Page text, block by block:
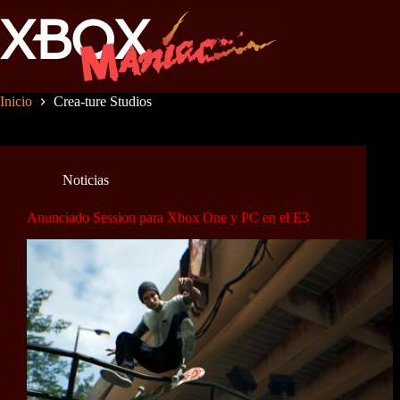
al
contenido
Inicio Crea-ture Studios
Noticias
Anunciado Session para Xbox One y PC en el E3